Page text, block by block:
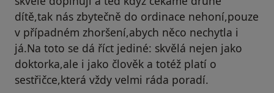
dítě,tak nás zbytečně do ordinace nehoní,pouze
v případném zhoršení,abych něco nechytla i
já.Na toto se dá říct jediné: skvělá nejen jako
doktorka,ale i jako člověk a totéž platí o
sestřičce,která vždy velmi ráda poradí.